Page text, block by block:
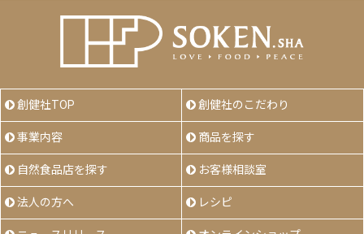
創健社TOP 創健社のこだわり
事業内容 商品を探す
自然食品店を探す お客様相談室
法人の方へ レシピ